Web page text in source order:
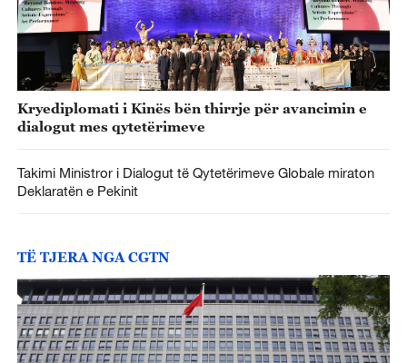
Kryediplomati i Kinës bën thirrje për avancimin e
dialogut mes qytetërimeve
Takimi Ministror i Dialogut të Qytetërimeve Globale miraton
Deklaratën e Pekinit
TË TJERA NGA CGTN